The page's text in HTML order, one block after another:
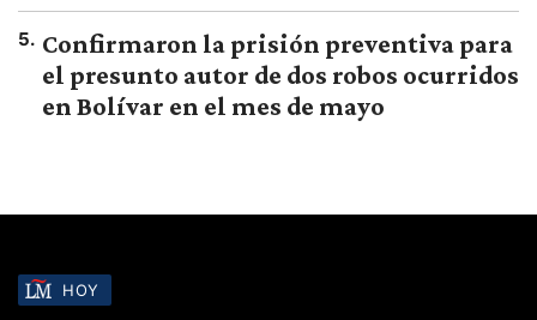
5. Confirmaron la prisión preventiva para
el presunto autor de dos robos ocurridos
en Bolívar en el mes de mayo
HOY